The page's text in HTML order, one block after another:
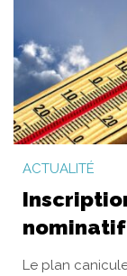
ACTUALITÉ
nominatif
Le plan